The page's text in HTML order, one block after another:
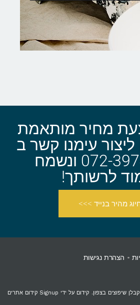
מחיר מותאמת
ליצור עימנו קשר ב
– 072-3974551 ונשמח
לרשותך!
מהיר בנייד >>>
• הצהרת נגישות
קבלן שיפוצים בצפון. קידום על ידי Signup קידום אתרים